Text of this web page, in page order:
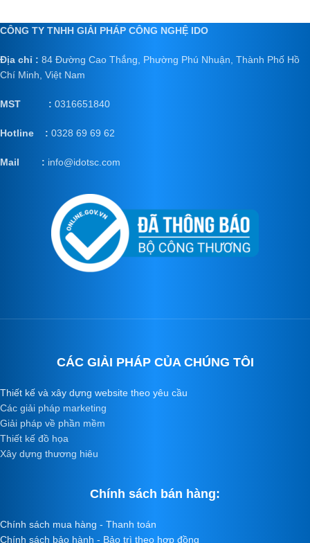
CÔNG TY TNHH GIẢI PHÁP CÔNG NGHỆ IDO
Địa chỉ : 84 Đường Cao Thắng, Phường Phú Nhuận, Thành Phố Hồ
Chí Minh, Việt Nam
MST : 0316651840
Hotline : 0328 69 69 62
Mail : info@idotsc.com
CÁC GIẢI PHÁP CỦA CHÚNG TÔI
Thiết kế và xây dựng website theo yêu cầu
Các giải pháp marketing
Giải pháp về phần mềm
Thiết kế đồ họa
Xây dựng thương hiêu
Chính sách bán hàng:
Chính sách mua hàng - Thanh toán
Chính sách bảo hành - Bảo trì theo hợp đồng